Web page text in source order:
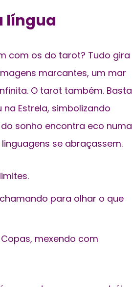
língua
com os do tarot? Tudo gira
marcantes, um mar
O tarot também. Basta
Estrela, simbolizando
sonho encontra eco numa
se abraçassem.
para olhar o que
mexendo com